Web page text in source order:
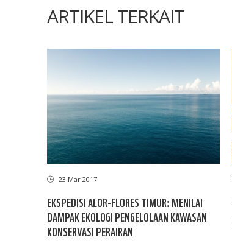
ARTIKEL TERKAIT
23 Mar 2017
EKSPEDISI ALOR-FLORES TIMUR: MENILAI
DAMPAK EKOLOGI PENGELOLAAN KAWASAN
KONSERVASI PERAIRAN